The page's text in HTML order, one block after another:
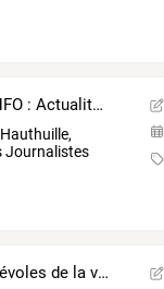
PROTECTION DES OCEANS. INFO : Actualité des acteurs de la lutte contre la pollution en mer et la sauvegarde de la biodiversité marine
Journalistes
Le blog du groupe local de bénévoles de la ville de Québec